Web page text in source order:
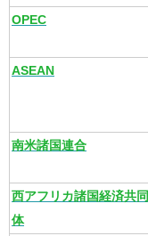
OPEC
ASEAN
南米諸国連合
西アフリカ諸国経済共同
体